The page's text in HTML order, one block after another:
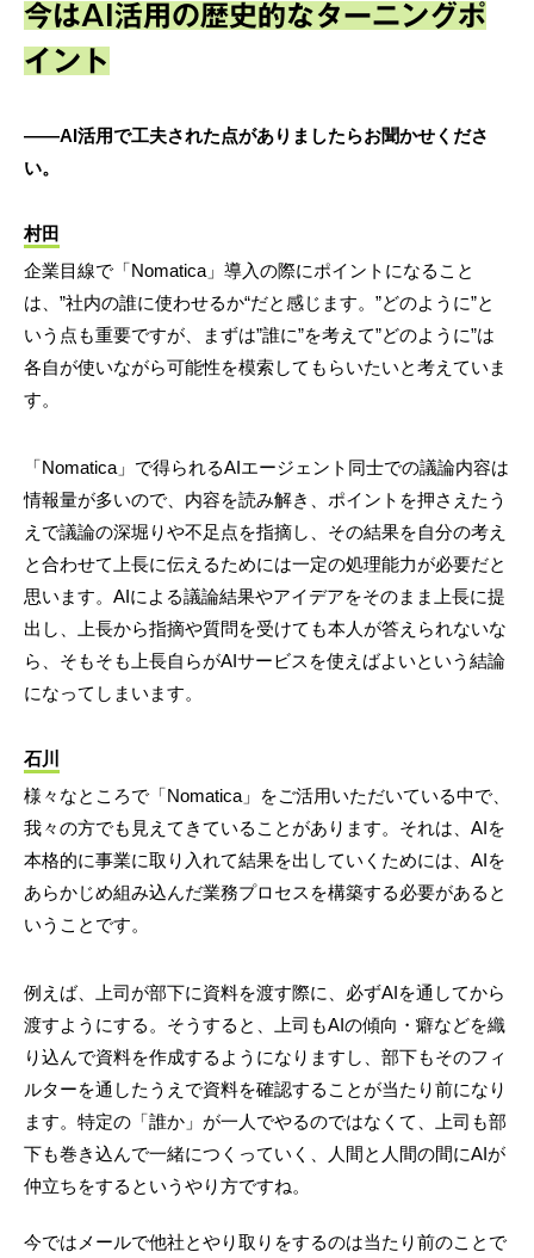
今はAI活用の歴史的なターニングポ
イント
――AI活用で工夫された点がありましたらお聞かせくださ
い。
村田
企業目線で「Nomatica」導入の際にポイントになること
は、”社内の誰に使わせるか“だと感じます。”どのように”と
いう点も重要ですが、まずは”誰に”を考えて”どのように”は
各自が使いながら可能性を模索してもらいたいと考えていま
す。
「Nomatica」で得られるAIエージェント同士での議論内容は
情報量が多いので、内容を読み解き、ポイントを押さえたう
えで議論の深堀りや不足点を指摘し、その結果を自分の考え
と合わせて上長に伝えるためには一定の処理能力が必要だと
思います。AIによる議論結果やアイデアをそのまま上長に提
出し、上長から指摘や質問を受けても本人が答えられないな
ら、そもそも上長自らがAIサービスを使えばよいという結論
になってしまいます。
石川
様々なところで「Nomatica」をご活用いただいている中で、
我々の方でも見えてきていることがあります。それは、AIを
本格的に事業に取り入れて結果を出していくためには、AIを
あらかじめ組み込んだ業務プロセスを構築する必要があると
いうことです。
例えば、上司が部下に資料を渡す際に、必ずAIを通してから
渡すようにする。そうすると、上司もAIの傾向・癖などを織
り込んで資料を作成するようになりますし、部下もそのフィ
ルターを通したうえで資料を確認することが当たり前になり
ます。特定の「誰か」が一人でやるのではなくて、上司も部
下も巻き込んで一緒につくっていく、人間と人間の間にAIが
仲立ちをするというやり方ですね。
今ではメールで他社とやり取りをするのは当たり前のことで